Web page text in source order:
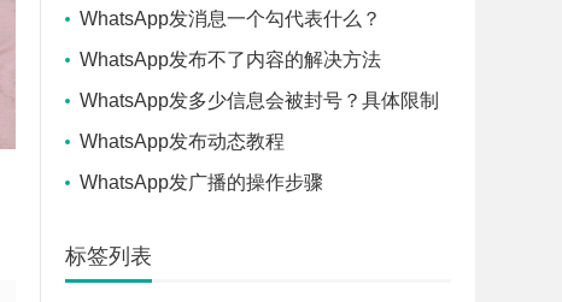
WhatsApp发消息一个勾代表什么？
WhatsApp发布不了内容的解决方法
WhatsApp发多少信息会被封号？具体限制
WhatsApp发布动态教程
WhatsApp发广播的操作步骤
标签列表